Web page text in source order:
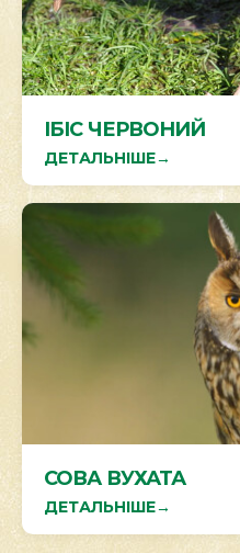
ІБІС ЧЕРВОНИЙ
ДЕТАЛЬНІШЕ→
СОВА ВУХАТА
ДЕТАЛЬНІШЕ→